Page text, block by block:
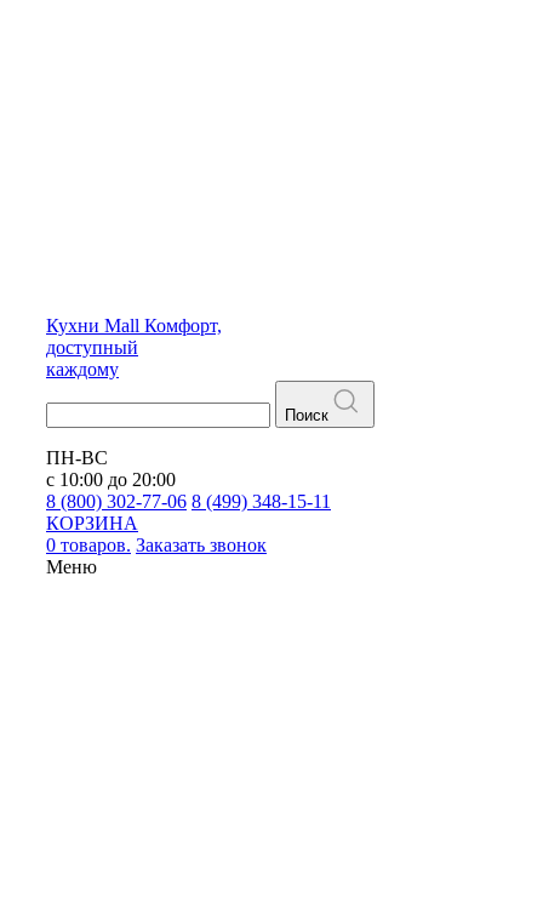
Кухни Mall Комфорт,
доступный
каждому
Поиск
ПН-ВС
с 10:00 до 20:00
8 (800) 302-77-06 8 (499) 348-15-11
КОРЗИНА
0 товаров. Заказать звонок
Меню